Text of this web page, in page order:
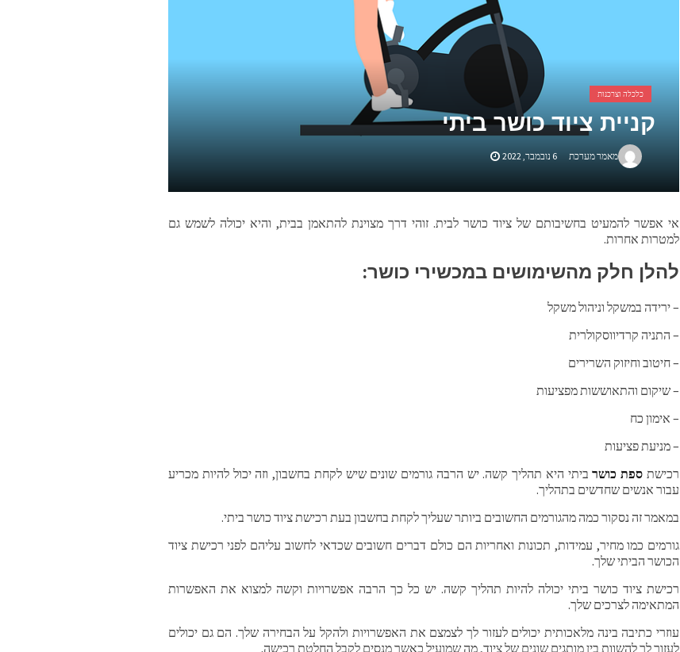
כלכלה וצרכנות
קניית ציוד כושר ביתי
מאמר מערכת 6 נובמבר, 2022
אי אפשר להמעיט בחשיבותם של ציוד כושר לבית. זוהי דרך מצוינת להתאמן בבית, והיא יכולה לשמש גם
למטרות אחרות.
להלן חלק מהשימושים במכשירי כושר:
– ירידה במשקל וניהול משקל
– התניה קרדיווסקולרית
– חיטוב וחיזוק השרירים
– שיקום והתאוששות מפציעות
– אימון כח
– מניעת פציעות
רכישת ספת כושרביתי היא תהליך קשה. יש הרבה גורמים שונים שיש לקחת בחשבון, וזה יכול להיות מכריע
עבור אנשים שחדשים בתהליך.
במאמר זה נסקור כמה מהגורמים החשובים ביותר שעליך לקחת בחשבון בעת רכישת ציוד כושר ביתי.
גורמים כמו מחיר, עמידות, תכונות ואחריות הם כולם דברים חשובים שכדאי לחשוב עליהם לפני רכישת ציוד
הכושר הביתי שלך.
רכישת ציוד כושר ביתי יכולה להיות תהליך קשה. יש כל כך הרבה אפשרויות וקשה למצוא את האפשרות
המתאימה לצרכים שלך.
עוזרי כתיבה בינה מלאכותית יכולים לעזור לך לצמצם את האפשרויות ולהקל על הבחירה שלך. הם גם יכולים
לעזור לך להשוות בין מותגים שונים של ציוד, מה שמועיל כאשר מנסים לקבל החלטת רכישה.